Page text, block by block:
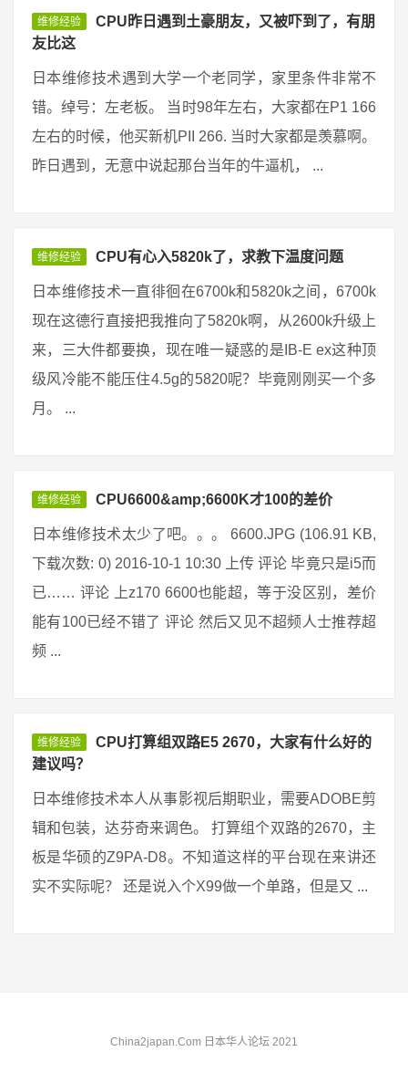
维修经验
CPU昨日遇到土豪朋友，又被吓到了，有朋
友比这
日本维修技术遇到大学一个老同学，家里条件非常不
错。绰号：左老板。 当时98年左右，大家都在P1 166
左右的时候，他买新机PII 266. 当时大家都是羡慕啊。
昨日遇到，无意中说起那台当年的牛逼机， ...
维修经验 CPU有心入5820k了，求教下温度问题
日本维修技术一直徘徊在6700k和5820k之间，6700k
现在这德行直接把我推向了5820k啊，从2600k升级上
来，三大件都要换，现在唯一疑惑的是IB-E ex这种顶
级风冷能不能压住4.5g的5820呢？毕竟刚刚买一个多
月。 ...
维修经验 CPU6600&amp;6600K才100的差价
日本维修技术太少了吧。。。 6600.JPG (106.91 KB,
下载次数: 0) 2016-10-1 10:30 上传 评论 毕竟只是i5而
已…… 评论 上z170 6600也能超，等于没区别，差价
能有100已经不错了 评论 然后又见不超频人士推荐超
频 ...
维修经验
CPU打算组双路E5 2670，大家有什么好的
建议吗？
日本维修技术本人从事影视后期职业，需要ADOBE剪
辑和包装，达芬奇来调色。 打算组个双路的2670，主
板是华硕的Z9PA-D8。不知道这样的平台现在来讲还
实不实际呢？ 还是说入个X99做一个单路，但是又 ...
China2japan.Com 日本华人论坛 2021